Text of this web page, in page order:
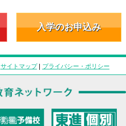
入学のお申込み
サイトマップ| プライバシー・ポリシー